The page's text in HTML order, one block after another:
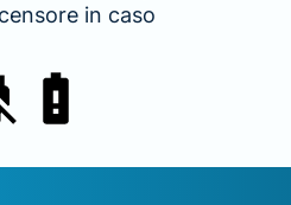
in caso